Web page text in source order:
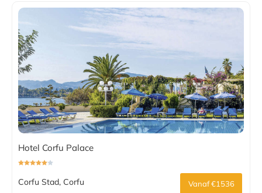
Hotel Corfu Palace
Corfu Stad, Corfu Vanaf €1536